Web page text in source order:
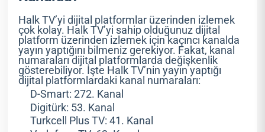
Halk TV’yi dijital platformlar üzerinden izlemek
çok kolay. Halk TV’yi sahip olduğunuz dijital
platform üzerinden izlemek için kaçıncı kanalda
yayın yaptığını bilmeniz gerekiyor. Fakat, kanal
numaraları dijital platformlarda değişkenlik
gösterebiliyor. İşte Halk TV’nin yayın yaptığı
dijital platformlardaki kanal numaraları:
D-Smart: 272. Kanal
Digitürk: 53. Kanal
Turkcell Plus TV: 41. Kanal